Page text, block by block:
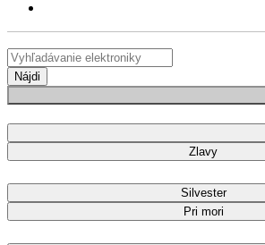
Nájdi
Zlavy
Silvester
Pri mori